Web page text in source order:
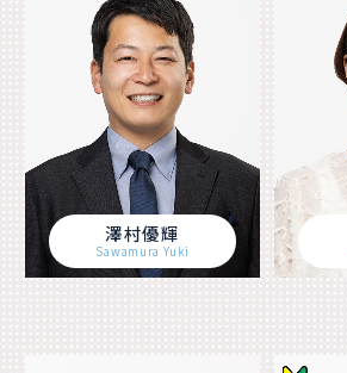
澤村優輝
Sawamura Yuki